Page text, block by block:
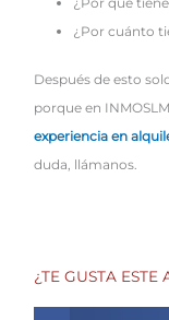
¿Por cuánto
Después de esto
porque en
experiencia en
duda, llámanos.
¿TE GUSTA ESTE